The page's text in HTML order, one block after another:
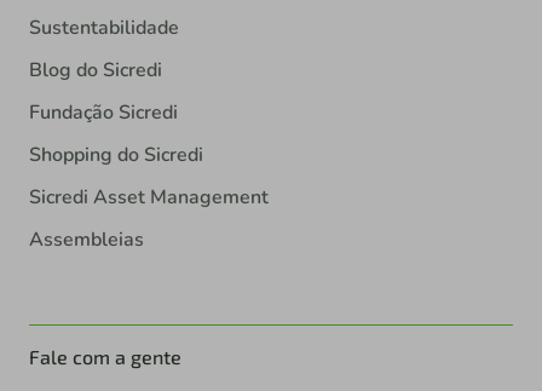
Sustentabilidade
Blog do Sicredi
Fundação Sicredi
Shopping do Sicredi
Sicredi Asset Management
Assembleias
Fale com a gente